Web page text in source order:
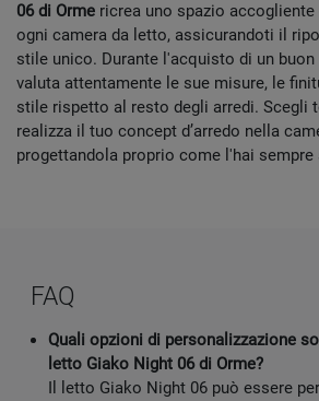
06 di Orme ricrea uno spazio
ogni camera da letto, assicurandoti il
stile unico. Durante l'acquisto di un
valuta attentamente le sue misure, le
stile rispetto al resto degli arredi. Scegli
realizza il tuo concept d’arredo nella
progettandola proprio come l'hai sempre
FAQ
Quali opzioni di personalizzazione
letto Giako Night 06 di Orme?
Il letto Giako Night 06 può essere